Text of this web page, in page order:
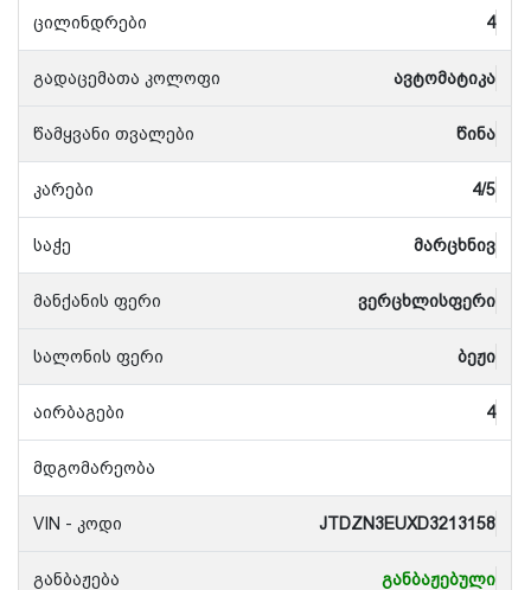
ცილინდრები 4
გადაცემათა კოლოფი ავტომატიკა
წამყვანი თვალები წინა
კარები 4/5
საჭე მარცხნივ
მანქანის ფერი ვერცხლისფერი
სალონის ფერი ბეჟი
აირბაგები 4
მდგომარეობა
VIN - კოდი JTDZN3EUXD3213158
განბაჟება განბაჟებული